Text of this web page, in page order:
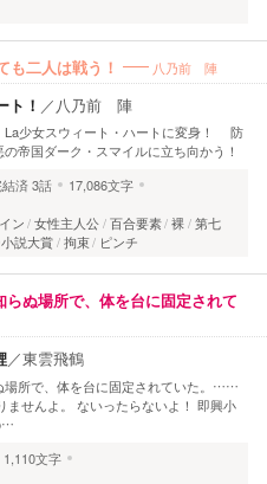
二人は戦う！ 八乃前 陣
！ ／ 八乃前 陣
La少女スウィート・ハートに変身！ 防
帝国ダーク・スマイルに立ち向かう！
済3話
17,086文字
ン 女性主人公 百合要素 裸 第七
説大賞 拘束 ピンチ
らぬ場所で、体を台に固定されて
／東雲飛鶴
場所で、体を台に固定されていた。……
ませんよ。 ないったらないよ！ 即興小
1,110文字